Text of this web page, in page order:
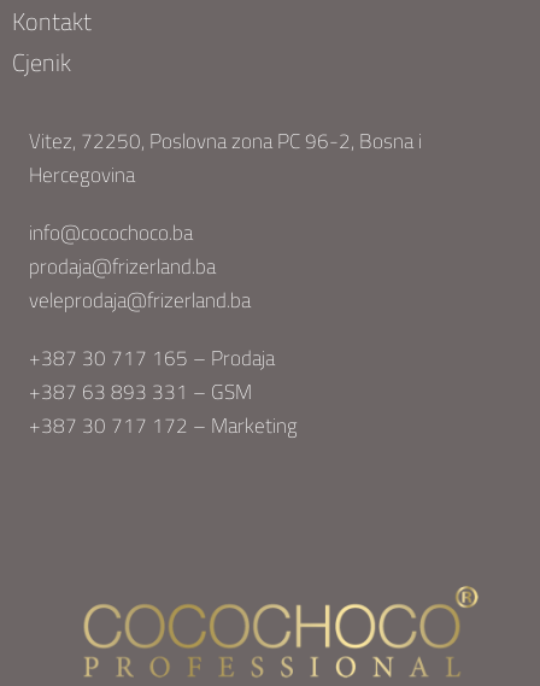
Kontakt
Cjenik
Vitez, 72250, Poslovna zona PC 96-2, Bosna i
Hercegovina
info@cocochoco.ba
prodaja@frizerland.ba
veleprodaja@frizerland.ba
+387 30 717 165 – Prodaja
+387 63 893 331 – GSM
+387 30 717 172 – Marketing